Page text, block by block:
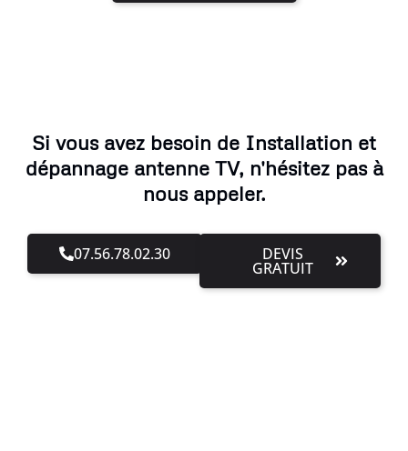
Si vous avez besoin de Installation et
dépannage antenne TV, n'hésitez pas à
nous appeler.
07.56.78.02.30 DEVIS
GRATUIT